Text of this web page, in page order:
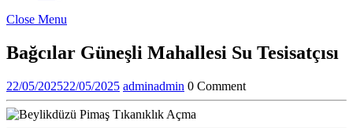
Close Menu
Bağcılar Güneşli Mahallesi Su Tesisatçısı
22/05/202522/05/2025 adminadmin 0 Comment